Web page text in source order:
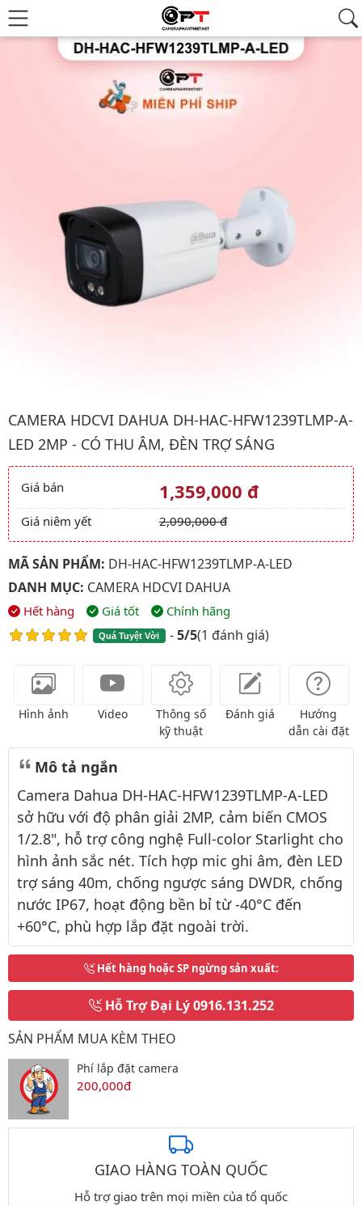
CAMERA HDCVI DAHUA DH-HAC-HFW1239TLMP-A-
LED 2MP - CÓ THU ÂM, ĐÈN TRỢ SÁNG
Giá và khuyến mãi
Giá bán 1,359,000 đ
Giá niêm yết 2,090,000 đ
MÃ SẢN PHẨM: DH-HAC-HFW1239TLMP-A-LED
DANH MỤC: CAMERA HDCVI DAHUA
Hết hàng Giá tốt Chính hãng
Quá Tuyệt Vời -5/5(1 đánh giá)
Hình ảnh Video
Thông số
kỹ thuật
Đánh giá
Hướng
dẫn cài đặt
Mô tả ngắn
Camera Dahua DH-HAC-HFW1239TLMP-A-LED
sở hữu với độ phân giải 2MP, cảm biến CMOS
1/2.8", hỗ trợ công nghệ Full-color Starlight cho
hình ảnh sắc nét. Tích hợp mic ghi âm, đèn LED
trợ sáng 40m, chống ngược sáng DWDR, chống
nước IP67, hoạt động bền bỉ từ -40°C đến
+60°C, phù hợp lắp đặt ngoài trời.
Hết hàng hoặc SP ngừng sản xuất:
Hỗ Trợ Đại Lý0916.131.252
SẢN PHẨM MUA KÈM THEO
Phí lắp đặt camera
200,000đ
GIAO HÀNG TOÀN QUỐC
Hỗ trợ giao trên mọi miền của tổ quốc